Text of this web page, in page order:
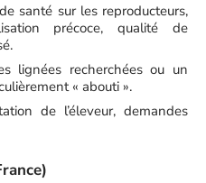
santé sur les reproducteurs,
précoce, qualité de
lignées recherchées ou un
« abouti ».
de l’éleveur, demandes